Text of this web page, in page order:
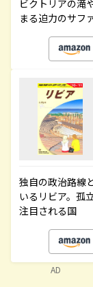
ビクトリアの滝
まる迫力のサフ
独自の政治路線
いるリビア。孤
注目される国
AD